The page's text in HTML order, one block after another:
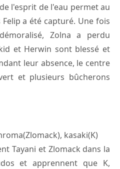
l'esprit de l'eau permet au
a été capturé. Une fois
Zolna a perdu
et Herwin sont blessé et
leur absence, le centre
et plusieurs bûcherons
kasaki(K)
Tayani et Zlomack dans la
et apprennent que K,